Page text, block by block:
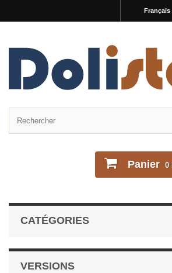
Français
Panier 0
CATÉGORIES
VERSIONS